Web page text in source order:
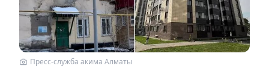
Пресс-служба акима Алматы